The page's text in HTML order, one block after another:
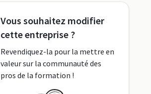
Vous souhaitez modifier
cette entreprise ?
Revendiquez-la pour la mettre en
valeur sur la communauté des
pros de la formation !